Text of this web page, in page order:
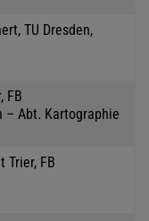
TU Dresden,
FB
– Abt. Kartographie
Trier, FB